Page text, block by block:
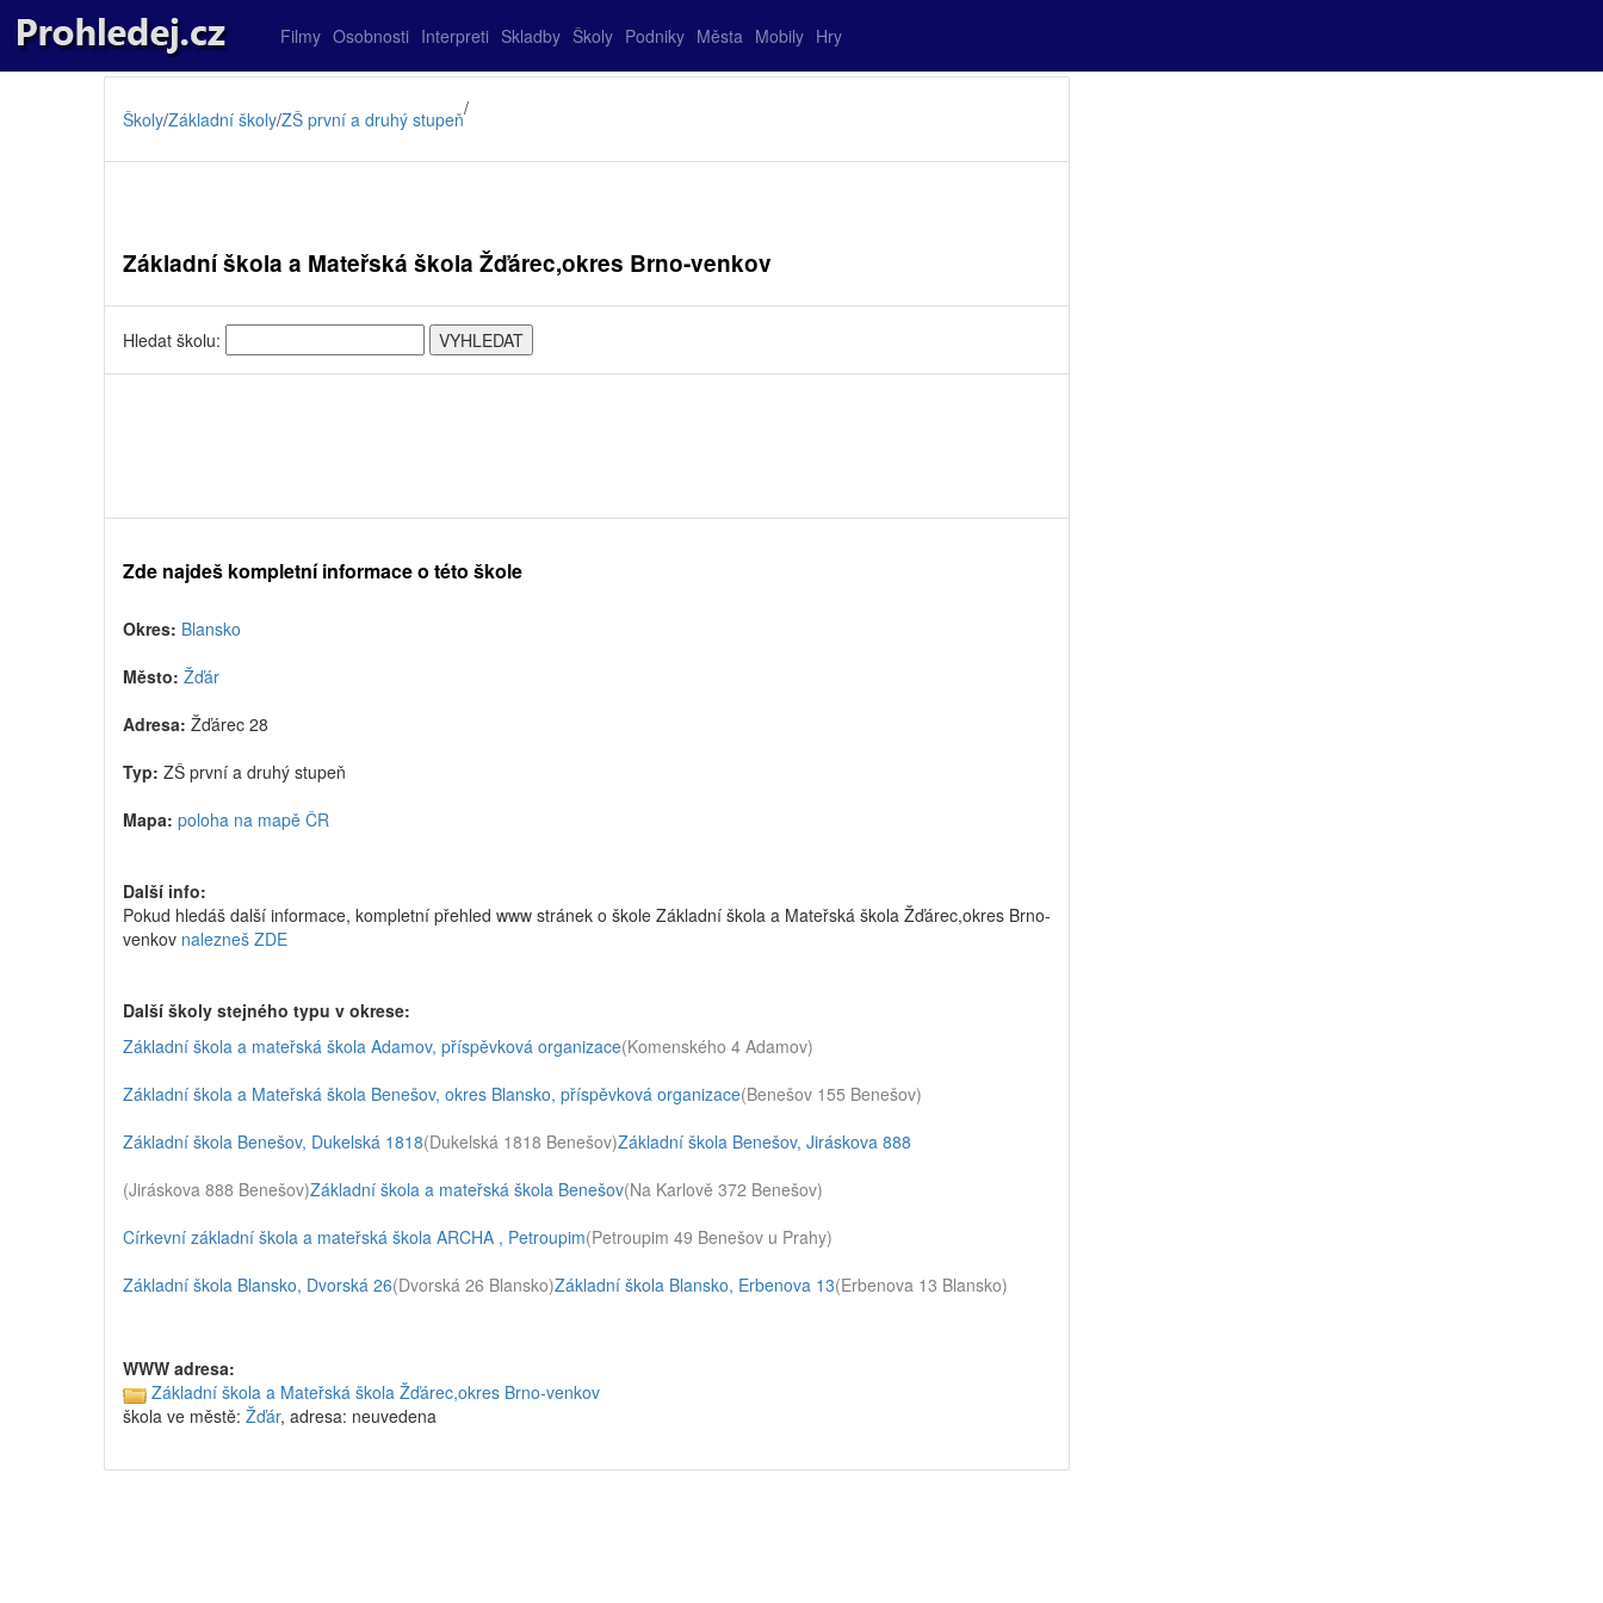
Filmy Osobnosti Interpreti Skladby Školy Podniky Města Mobily Hry
Školy/Základní školy/ZŠ první a druhý stupeň/
Základní škola a Mateřská škola Žďárec,okres Brno-venkov
Hledat školu:
Zde najdeš kompletní informace o této škole
Okres: Blansko
Město: Žďár
Adresa: Žďárec 28
Typ: ZŠ první a druhý stupeň
Mapa: poloha na mapě ČR
Další info:
Pokud hledáš další informace, kompletní přehled www stránek o škole Základní škola a Mateřská škola Žďárec,okres Brno-
venkov nalezneš ZDE
Další školy stejného typu v okrese:
Základní škola a mateřská škola Adamov, příspěvková organizace(Komenského 4 Adamov)
Základní škola a Mateřská škola Benešov, okres Blansko, příspěvková organizace(Benešov 155 Benešov)
Základní škola Benešov, Dukelská 1818(Dukelská 1818 Benešov)Základní škola Benešov, Jiráskova 888
(Jiráskova 888 Benešov)Základní škola a mateřská škola Benešov(Na Karlově 372 Benešov)
Církevní základní škola a mateřská škola ARCHA , Petroupim(Petroupim 49 Benešov u Prahy)
Základní škola Blansko, Dvorská 26(Dvorská 26 Blansko)Základní škola Blansko, Erbenova 13(Erbenova 13 Blansko)
WWW adresa:
Základní škola a Mateřská škola Žďárec,okres Brno-venkov
škola ve městě: Žďár, adresa: neuvedena